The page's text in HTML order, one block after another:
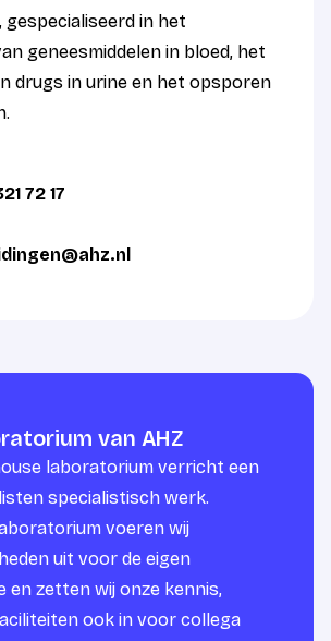
gespecialiseerd in het
geneesmiddelen in bloed, het
drugs in urine en het opsporen
72 17
van AHZ
laboratorium verricht een
specialistisch werk.
voeren wij
uit voor de eigen
en zetten wij onze kennis,
ook in voor collega